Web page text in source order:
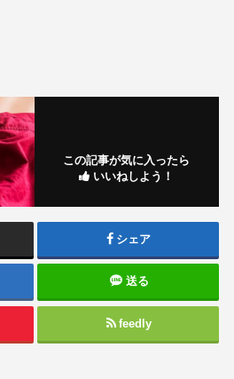
この記事が気に入ったら
いいねしよう！
シェア
送る
feedly